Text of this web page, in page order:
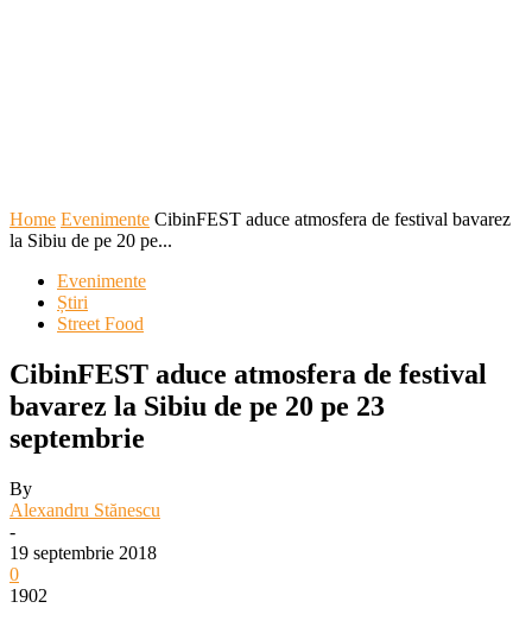
Home Evenimente CibinFEST aduce atmosfera de festival bavarez
la Sibiu de pe 20 pe...
Evenimente
Știri
Street Food
CibinFEST aduce atmosfera de festival
bavarez la Sibiu de pe 20 pe 23
septembrie
By
Alexandru Stănescu
-
19 septembrie 2018
0
1902